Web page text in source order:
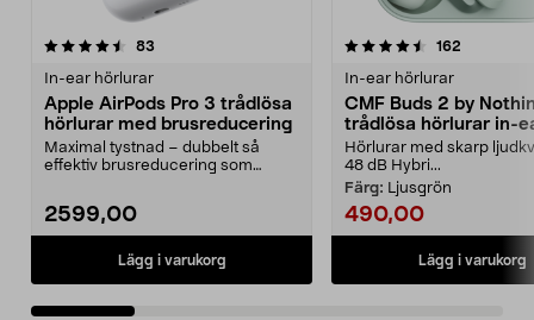
83
In-ear hörlurar
Apple AirPods Pro 3 trådlösa
hörlurar med brusreducering
Maximal tystnad – dubbelt så
effektiv brusreducering som
2599,00
Lägg i varukorg
4.5 av 5 stjärnor 162
In-ear hörlurar
CMF Buds 2 by
trådlösa hörlurar in-
Hörlurar med skarp
48 dB Hybri...
Färg: Ljusgrön
490,00
Lägg i varukorg
4.5 av 5 stjärnor